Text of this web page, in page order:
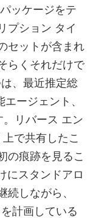
ッケージをテ
プション タイ
セットが含まれ
らくそれだけで
、最近推定総
ージェント、
リバース エン
で共有したこ
の痕跡を見るこ
にスタンドアロ
続しながら、
計画している